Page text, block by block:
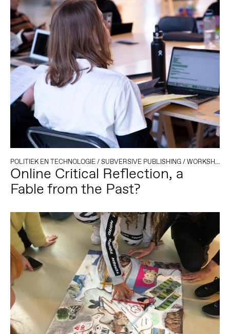
POLITIEK EN TECHNOLOGIE/SUBVERSIVE PUBLISHING/WORKSHOP
Online Critical Reflection, a
Fable from the Past?